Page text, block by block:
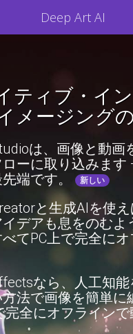
Deep Art AI
ティブ・イ
メージング
は、画像と動画
ーに取り込みます
端です。
新しい
と生成AIを使
デアも息をのむよ
てPC上で完全に
なら、人工知
法で画像を簡単に
完全にオフライン